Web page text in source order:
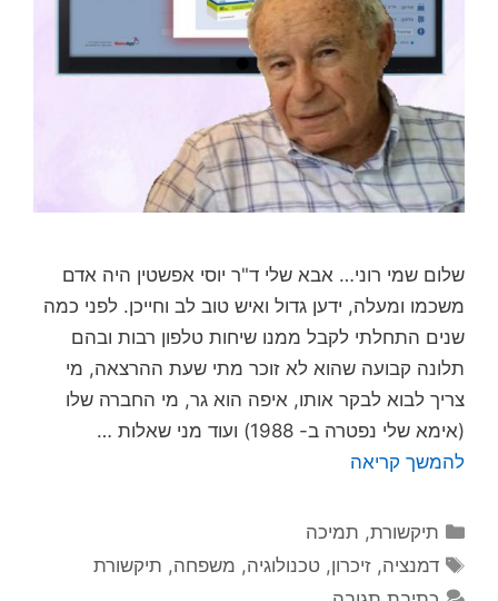
שלום שמי רוני… אבא שלי ד"ר יוסי אפשטין היה אדם
משכמו ומעלה, ידען גדול ואיש טוב לב וחייכן. לפני כמה
שנים התחלתי לקבל ממנו שיחות טלפון רבות ובהם
תלונה קבועה שהוא לא זוכר מתי שעת ההרצאה, מי
צריך לבוא לבקר אותו, איפה הוא גר, מי החברה שלו
(אימא שלי נפטרה ב- 1988) ועוד מני שאלות …
להמשך קריאה
קטגוריות
תיקשורת, תמיכה
תגיות
דמנציה,זיכרון,טכנולוגיה, משפחה, תיקשורת